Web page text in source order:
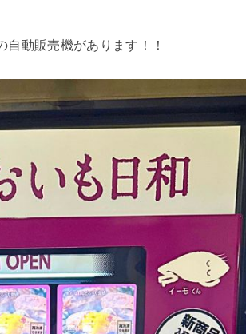
動販売機があります！！